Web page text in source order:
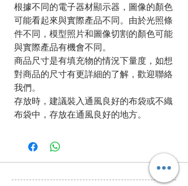
根據不同的電子器材顯示器，圖像的顏色
可能看起來與實際產品不同。由於光照條
件不同，模型照片和圖像切割的顏色可能
與實際產品有機會不同。
商品尺寸是有填充物的情況下量度，如想
對商品的尺寸有更詳細的了解，歡迎聯絡
我們。
存放時，建議裝入通風良好的布袋或不織
布袋中，存放在通風良好的地方。